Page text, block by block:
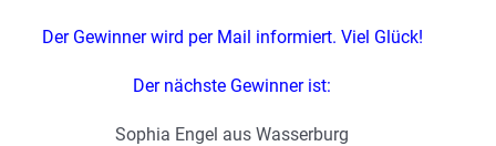
Der Gewinner wird per Mail informiert. Viel Glück!
Der nächste Gewinner ist:
Sophia Engel aus Wasserburg